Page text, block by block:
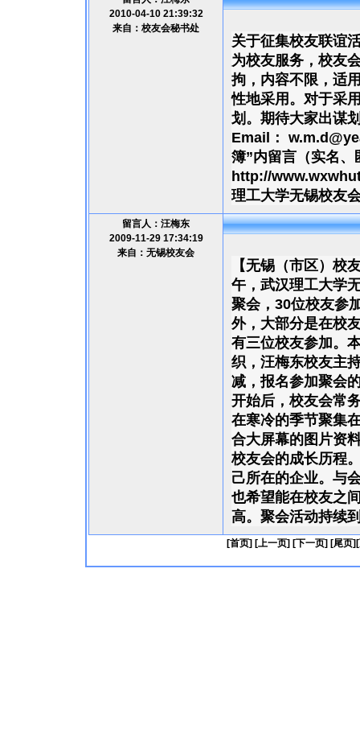
2010-04-10 21:39:32
来自：校友会秘书处
关于征集校友联谊
为校友服务，校友
拘，内容不限，适
性地采用。对于采
划。期待大家出谋
Email：
簿”内留言（实名、
http://
理工大学无锡校友
留言人：汪梅东
2009-11-29 17:34:19
来自：无锡校友会
【无锡（市区）校
午，武汉理工大学
聚会，30位校友参
外，大部分是在校
有三位校友参加。
织，汪梅东校友主
减，报名参加聚会
开始后，校友会常
在寒冷的季节聚集
合大屏幕的图片资
校友会的成长历程
己所在的企业。与
也希望能在校友之
高。聚会活动持续
[首页] [上一页] [下一页] [尾页][